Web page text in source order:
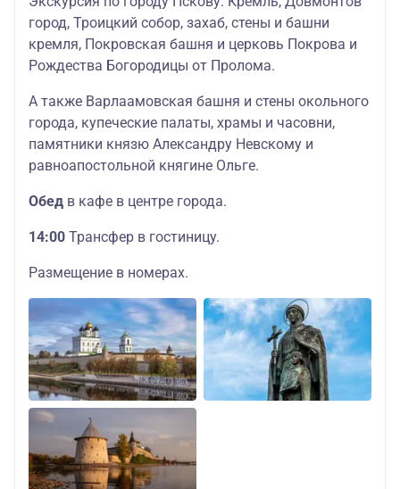
город, Троицкий собор, захаб, стены и башни
кремля, Покровская башня и церковь Покрова и
Рождества Богородицы от Пролома.
А также Варлаамовская башня и стены окольного
города, купеческие палаты, храмы и часовни,
памятники князю Александру Невскому и
равноапостольной княгине Ольге.
Обед в кафе в центре города.
14:00 Трансфер в гостиницу.
Размещение в номерах.